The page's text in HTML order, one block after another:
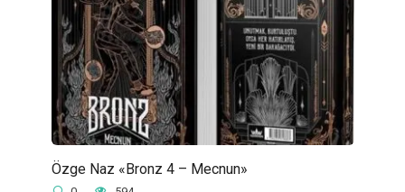
Özge Naz «Bronz 4 – Mecnun»